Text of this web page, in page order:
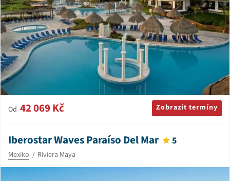
Od 42 069 Kč Zobrazit termíny
Iberostar Waves Paraíso Del Mar 5
Mexiko Riviera Maya